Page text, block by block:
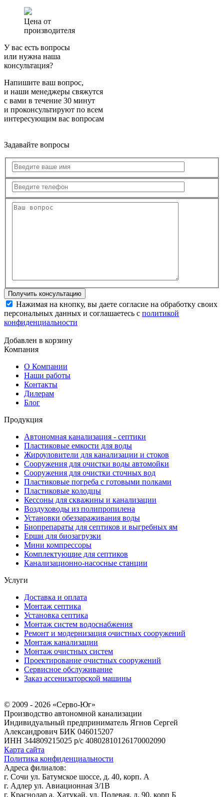
Цена от
производителя
У вас есть вопросы
или нужна наша
консультация?
Напишите ваш вопрос,
и наши менеджеры свяжутся
с вами в течение 30 минут
и проконсультируют по всем
интересующим вас вопросам
Задавайте вопросы
Нажимая на кнопку, вы даете согласие на обработку своих
персональных данных и соглашаетесь с политикой
конфиденциальности
Добавлен в корзину
Компания
О Компании
Наши работы
Контакты
Дилерам
Блог
Продукция
Автономная канализация - септики
Пластиковые емкости для воды
Жироуловители для канализации и стоков
Сооружения для очистки воды автомойки
Сооружения для очистки сточных вод
Пластиковые погреба с готовыми полками
Пластиковые колодцы
Кессоны для скважины и канализации
Воздуховоды из полипропилена
Установки обеззараживания воды
Биопрепараты для септиков и выгребных ям
Ерши для биозагрузки
Мини компрессоры
Комплектующие для септиков
Канализационно-насосные станции
Услуги
Доставка и оплата
Монтаж септика
Установка септика
Монтаж систем водоснабжения
Ремонт и модернизация очистных сооружений
Монтаж канализации
Монтаж очистных систем
Проектирование очистных сооружений
Сервисное обслуживание
Заказ ассенизаторской машины
© 2009 - 2026 «Серво-Юг»
Производство автономной канализации
Индивидуальный предприниматель Ягнов Сергей
Александрович БИК 046015207
ИНН 344809215025 р/с 40802810126170002090
Карта сайта
Политика конфиденциальности
Адреса филиалов:
г. Сочи ул. Батумское шоссе, д. 40, корп. А
г. Адлер ул. Авиационная 3/1В
г. Краснодар а. Хатукай, ул. Полевая, д. 90, корп Б